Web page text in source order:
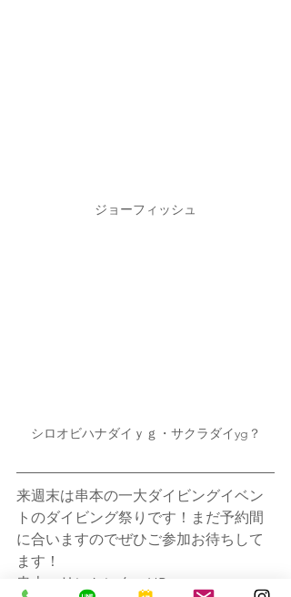
ジョーフィッシュ
シロオビハナダイｙｇ・サクラダイyg？
来週末は串本の一大ダイビングイベン
トのダイビング祭りです！まだ予約間
に合いますのでぜひご参加お待ちして
ます！
串本マリンセンターHP：